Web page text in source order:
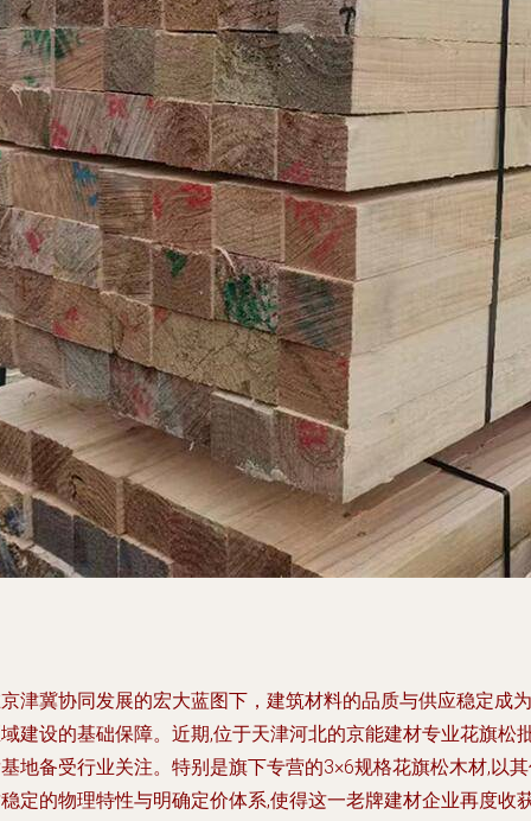
津冀协同发展的宏大蓝图下，建筑材料的品质与供应稳定成为
建设的基础保障。近期,位于天津河北的京能建材专业花旗松
地备受行业关注。特别是旗下专营的3×6规格花旗松木材,以
定的物理特性与明确定价体系,使得这一老牌建材企业再度收